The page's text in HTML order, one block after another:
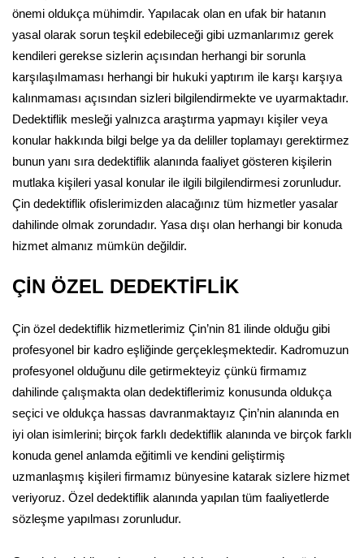
önemi oldukça mühimdir. Yapılacak olan en ufak bir hatanın
yasal olarak sorun teşkil edebileceği gibi uzmanlarımız gerek
kendileri gerekse sizlerin açısından herhangi bir sorunla
karşılaşılmaması herhangi bir hukuki yaptırım ile karşı karşıya
kalınmaması açısından sizleri bilgilendirmekte ve uyarmaktadır.
Dedektiflik mesleği yalnızca araştırma yapmayı kişiler veya
konular hakkında bilgi belge ya da deliller toplamayı gerektirmez
bunun yanı sıra dedektiflik alanında faaliyet gösteren kişilerin
mutlaka kişileri yasal konular ile ilgili bilgilendirmesi zorunludur.
Çin dedektiflik ofislerimizden alacağınız tüm hizmetler yasalar
dahilinde olmak zorundadır. Yasa dışı olan herhangi bir konuda
hizmet almanız mümkün değildir.
ÇİN ÖZEL DEDEKTİFLİK
Çin özel dedektiflik hizmetlerimiz Çin’nin 81 ilinde olduğu gibi
profesyonel bir kadro eşliğinde gerçekleşmektedir. Kadromuzun
profesyonel olduğunu dile getirmekteyiz çünkü firmamız
dahilinde çalışmakta olan dedektiflerimiz konusunda oldukça
seçici ve oldukça hassas davranmaktayız Çin’nin alanında en
iyi olan isimlerini; birçok farklı dedektiflik alanında ve birçok farklı
konuda genel anlamda eğitimli ve kendini geliştirmiş
uzmanlaşmış kişileri firmamız bünyesine katarak sizlere hizmet
veriyoruz. Özel dedektiflik alanında yapılan tüm faaliyetlerde
sözleşme yapılması zorunludur.